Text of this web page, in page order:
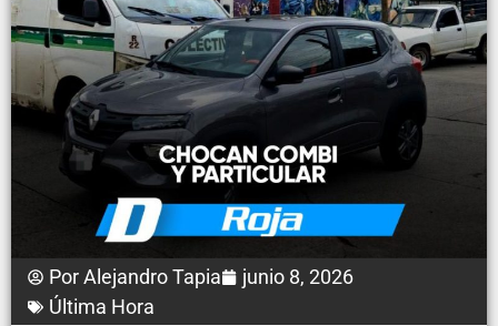
PorAlejandro Tapia
junio 8, 2026
Última Hora